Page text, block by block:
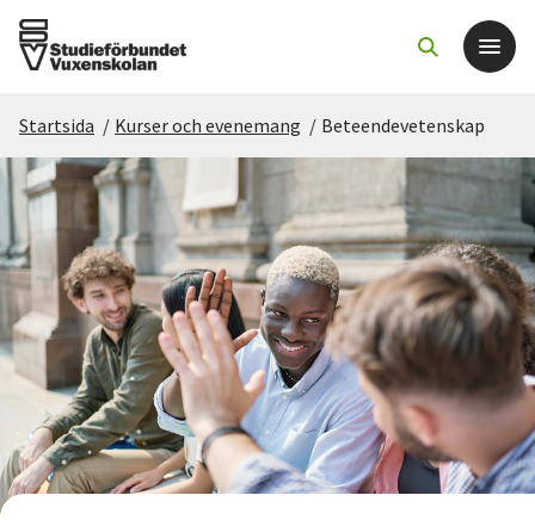
Det här gör vi
För dig som
Sök kurser och evenemang
Om SV
Starta studiecirkel
Cirkelledare
Startsida / Kurser och evenemang / Beteendevetenskap